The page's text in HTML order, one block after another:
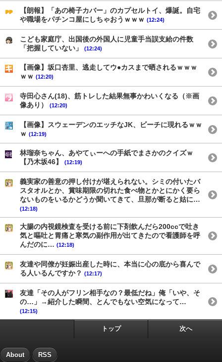
【朗報】「あの椅子カバー」のカプセルトイ、爆誕。自宅
や職場をパチンコ屋にしちゃおうｗｗｗ (12:24)
こども家庭庁、出国後の外国人に児童手当誤支給の件数
「把握していない」
(12:24)
【画像】坂口杏里、逃走してウ●カスまで晒されるｗｗｗ
ｗｗ (12:20)
寺田心さん(18)、筋トレした結果無事かわいくなる（※画
像あり）
(12:20)
【画像】スウェーデンのエッチなJK、ビーチに現れるｗｗ
ｗ (12:19)
林瑠奈ちゃん、あやてぃーへの手紙でまさかのクイズｗ
【乃木坂46】
(12:19)
義実家の善意の押し付けが堪えられない。シミの付いたバ
スタオルとか、賞味期限の切れた食べ物とかとにかく要ら
ないものをいるかどうか聞いてきて、旦那が断ると姑に…
(12:18)
大腸の内視鏡検査を受ける前に下剤飲んだら200ccで吐き
気と嘔吐と胃痛と寒気の副作用が出てきたので看護師を呼
んだのに… (12:18)
友達や同僚が妊娠出産した時に、本当に心の底から喜んで
る人いるんですか？ (12:17)
友達「その人がフリン相手なの？最低だね」俺「いや、そ
の…」→紹介した瞬間、とんでもない空気になって…
(12:15)
トップ 次へ
About RSS